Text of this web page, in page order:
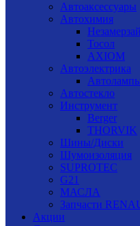
Автоаксессуары
Автохимия
Тосол
AXIOM
Автоэлектрика
Автостекло
Инструмент
Berger
THORVIK
Шины/Диски
Шумоизоляция
SUPROTEC
G21
МАСЛА
Запчасти
Акции